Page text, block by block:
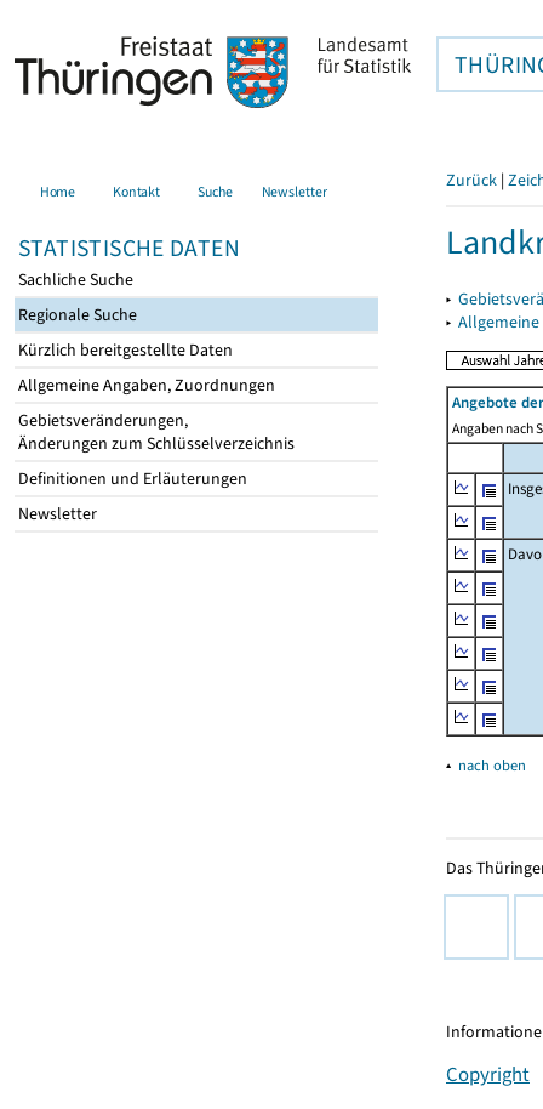
Home Kontakt Suche Newsletter
STATISTISCHE DATEN
Sachliche Suche
Regionale Suche
Kürzlich bereitgestellte Daten
Allgemeine Angaben, Zuordnungen
Gebietsveränderungen,
Änderungen zum Schlüsselverzeichnis
Definitionen und Erläuterungen
Newsletter
Zurück |
▸
▸
Angebote
Angaben nach
▴ nach oben
Das
Copyright